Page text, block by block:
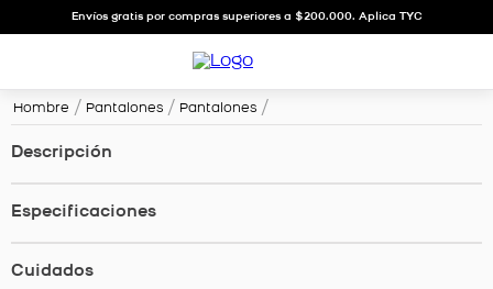
Envíos gratis por compras superiores a $200.000. Aplica TYC
Hombre Pantalones Pantalones
Descripción
Especificaciones
Cuidados